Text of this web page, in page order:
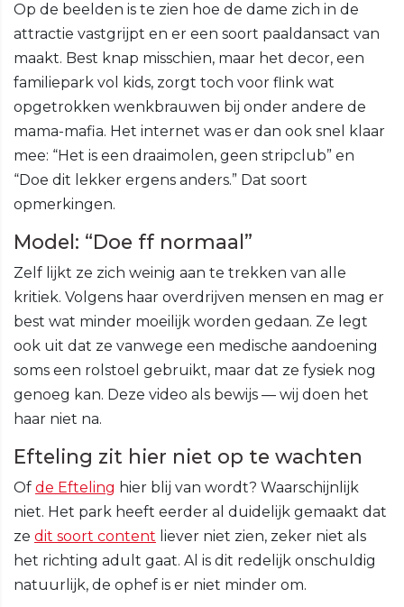
Op de beelden is te zien hoe de dame zich in de
attractie vastgrijpt en er een soort paaldansact van
maakt. Best knap misschien, maar het decor, een
familiepark vol kids, zorgt toch voor flink wat
opgetrokken wenkbrauwen bij onder andere de
mama-mafia. Het internet was er dan ook snel klaar
mee: “Het is een draaimolen, geen stripclub” en
“Doe dit lekker ergens anders.” Dat soort
opmerkingen.
Model: “Doe ff normaal”
Zelf lijkt ze zich weinig aan te trekken van alle
kritiek. Volgens haar overdrijven mensen en mag er
best wat minder moeilijk worden gedaan. Ze legt
ook uit dat ze vanwege een medische aandoening
soms een rolstoel gebruikt, maar dat ze fysiek nog
genoeg kan. Deze video als bewijs — wij doen het
haar niet na.
Efteling zit hier niet op te wachten
Of de Efteling hier blij van wordt? Waarschijnlijk
niet. Het park heeft eerder al duidelijk gemaakt dat
ze dit soort content liever niet zien, zeker niet als
het richting adult gaat. Al is dit redelijk onschuldig
natuurlijk, de ophef is er niet minder om.